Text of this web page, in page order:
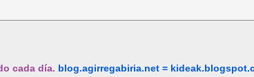
cada día. blog.agirregabiria.net =